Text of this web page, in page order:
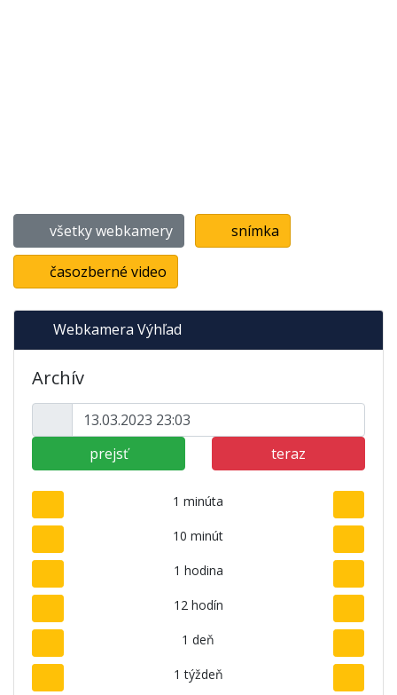
všetky webkamery snímka
časozberné video
Webkamera Výhľad
Archív
prejsť teraz
1 minúta
10 minút
1 hodina
12 hodín
1 deň
1 týždeň